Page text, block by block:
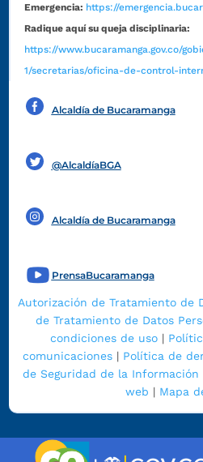
Emergencia: https://
Radique aquí su queja disciplinaria:
https://www.bucaramanga.gov.co/
1/secretarias/oficina-de-control-
Alcaldía de Bucaramanga
@AlcaldíaBGA
Alcaldía de Bucaramanga
PrensaBucaramanga
Autorización de Tratamiento de
de Tratamiento de Datos
condiciones de uso |
comunicaciones| Política de
de Seguridad de la Información
web | Mapa